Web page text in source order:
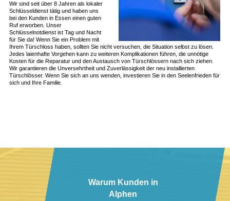
Wir sind seit über 8 Jahren als lokaler
Schlüsseldienst tätig und haben uns
bei den Kunden in Essen einen guten
Ruf erworben. Unser
Schlüsselnotdienst ist Tag und Nacht
für Sie da! Wenn Sie ein Problem mit
Ihrem Türschloss haben, sollten Sie nicht versuchen, die Situation selbst zu lösen.
Jedes laienhafte Vorgehen kann zu weiteren Komplikationen führen, die unnötige
Kosten für die Reparatur und den Austausch von Türschlössern nach sich ziehen.
Wir garantieren die Unversehrtheit und Zuverlässigkeit der neu installierten
Türschlösser. Wenn Sie sich an uns wenden, investieren Sie in den Seelenfrieden für
sich und Ihre Familie.
Warum Kunden in
Alphen